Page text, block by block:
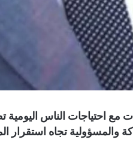
مع احتياجات الناس اليومية
والمسؤولية تجاه استقرار